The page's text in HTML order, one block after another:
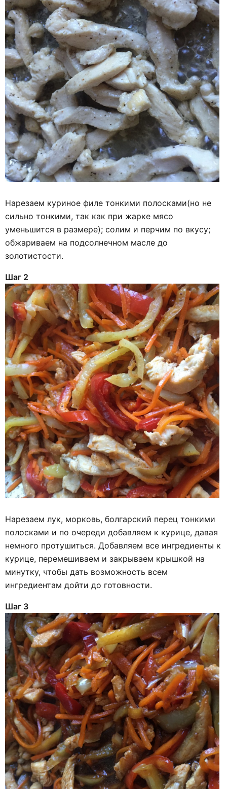
Нарезаем куриное филе тонкими полосками(но не
сильно тонкими, так как при жарке мясо
уменьшится в размере); солим и перчим по вкусу;
обжариваем на подсолнечном масле до
золотистости.
Шаг 2
Нарезаем лук, морковь, болгарский перец тонкими
полосками и по очереди добавляем к курице, давая
немного протушиться. Добавляем все ингредиенты к
курице, перемешиваем и закрываем крышкой на
минутку, чтобы дать возможность всем
ингредиентам дойти до готовности.
Шаг 3